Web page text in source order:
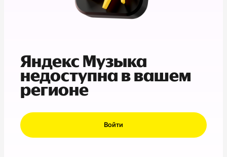
Яндекс Музыка
недоступна в вашем
регионе
Войти